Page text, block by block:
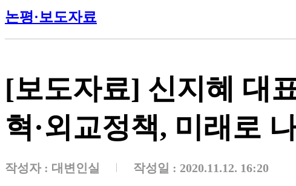
논평·보도자료
[보도자료] 신지혜 대
혁·외교정책, 미래로
작성자 : 대변인실 작성일 : 2020.11.12. 16:20